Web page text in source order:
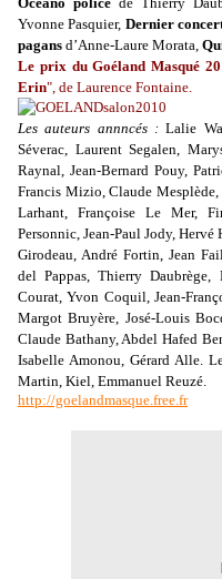
Yvonne Pasquier, Dernier
pagans d’Anne-Laure Morata,
Le prix du Goéland Masqué
Erin", de Laurence Fontaine.
Les auteurs annncés :Lalie
Séverac, Laurent Segalen,
Raynal, Jean-Bernard Pouy,
Francis Mizio, Claude
Larhant, Françoise Le Mer,
Personnic, Jean-Paul Jody,
Girodeau, André Fortin, Jean
del Pappas, Thierry
Courat, Yvon Coquil, Jean-
Margot Bruyère, José-Louis
Claude Bathany, Abdel Hafed
Isabelle Amonou, Gérard Alle.
Martin, Kiel, Emmanuel Reuzé.
http://goelandmasque.free.fr